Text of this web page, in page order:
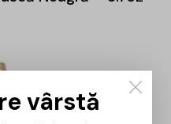
vârstă